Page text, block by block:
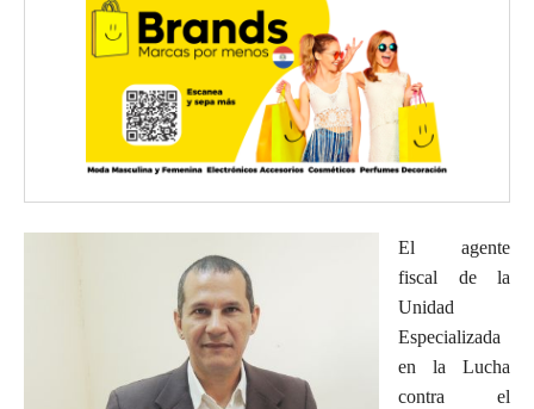
El agente
fiscal de la
Unidad
Especializada
en la Lucha
contra el